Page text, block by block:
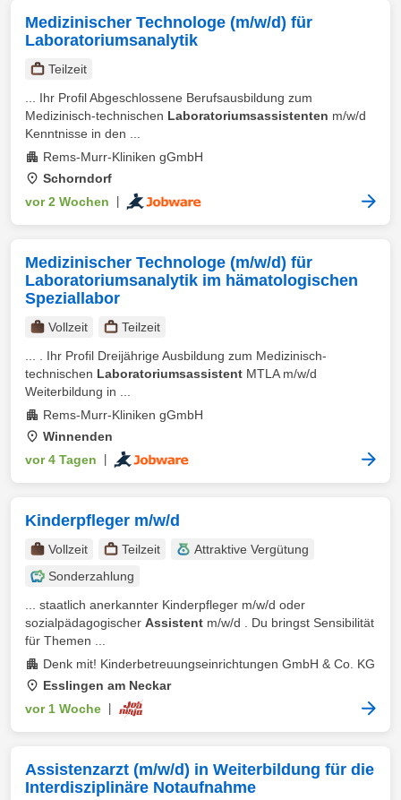
Medizinischer Technologe (m/w/d) für
Laboratoriumsanalytik
Teilzeit
... Ihr Profil Abgeschlossene Berufsausbildung zum
Medizinisch-technischen Laboratoriumsassistenten m/w/d
Kenntnisse in den ...
Rems-Murr-Kliniken gGmbH
Schorndorf
vor 2 Wochen
Medizinischer Technologe (m/w/d) für
Laboratoriumsanalytik im hämatologischen
Speziallabor
Vollzeit
Teilzeit
... . Ihr Profil Dreijährige Ausbildung zum Medizinisch-
technischen Laboratoriumsassistent MTLA m/w/d
Weiterbildung in ...
Rems-Murr-Kliniken gGmbH
Winnenden
vor 4 Tagen
Kinderpfleger m/w/d
Vollzeit Teilzeit
Attraktive Vergütung
Sonderzahlung
... staatlich anerkannter Kinderpfleger m/w/d oder
sozialpädagogischer Assistent m/w/d . Du bringst Sensibilität
für Themen ...
Denk mit! Kinderbetreuungseinrichtungen GmbH & Co. KG
Esslingen am Neckar
vor 1 Woche
Assistenzarzt (m/w/d) in Weiterbildung für die
Interdisziplinäre Notaufnahme